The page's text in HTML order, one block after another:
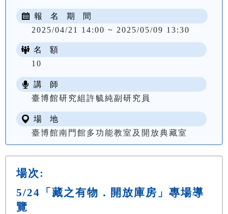
報 名 期 間
2025/04/21 14:00 ~ 2025/05/09 13:30
名 額
10
講 師
臺博館研究組許毓純副研究員
場 地
臺博館南門館多功能教室及開放典藏室
場次:
5/24「藏之有物．開放庫房」專場導
覽